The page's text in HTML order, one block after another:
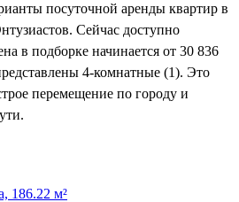
посуточной аренды квартир в
Сейчас доступно
в подборке начинается от 30 836
4-комнатные (1). Это
перемещение по городу и
186.22 м²